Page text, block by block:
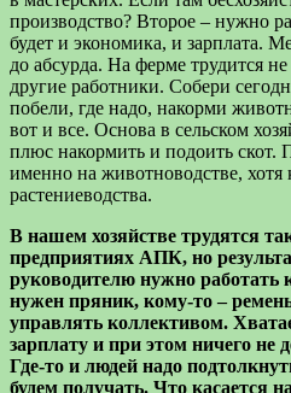
производство? Второе – нужно
будет и экономика, и зарплата.
до абсурда. На ферме трудится
другие работники. Собери
побели, где надо, накорми
вот и все. Основа в сельском
плюс накормить и подоить скот.
именно на животноводстве, хотя
растениеводства.
В нашем хозяйстве трудятся
предприятиях АПК, но
руководителю нужно
нужен пряник, кому-то –
управлять коллективом.
зарплату и при этом ничего не
Где-то и людей надо
будем получать. Что касается